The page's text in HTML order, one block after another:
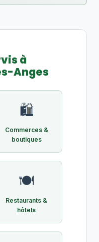
à
Anges
🛍️
Commerces &
boutiques
🍽️
Restaurants &
hôtels